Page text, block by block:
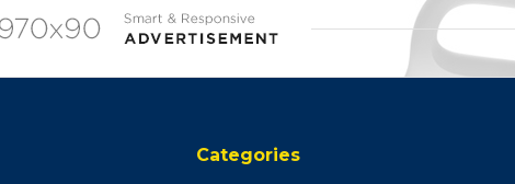
Categories